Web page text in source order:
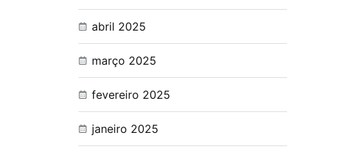
abril 2025
março 2025
fevereiro 2025
janeiro 2025